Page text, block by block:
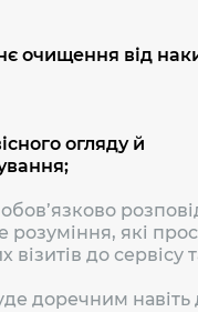
очищення від
огляду й
обов’язково
розуміння, які
до
доречним